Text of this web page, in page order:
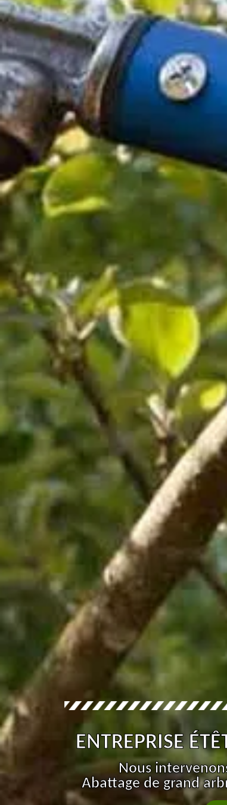
ENTREPRISE
Nous
Abattage de grand